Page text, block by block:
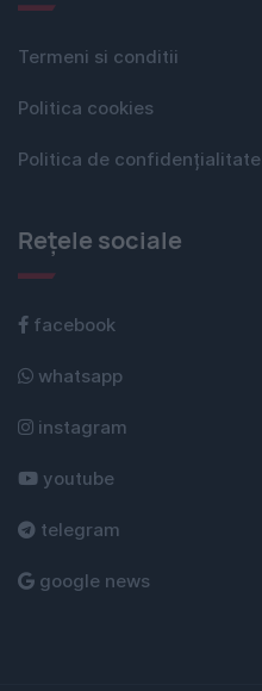
Termeni si conditii
Politica cookies
Politica de confidențialitate
Rețele sociale
facebook
whatsapp
instagram
youtube
telegram
google news